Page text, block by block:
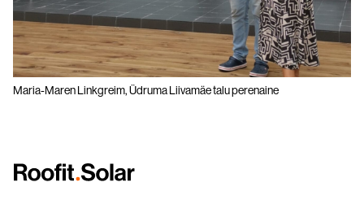
Maria-Maren Linkgreim, Üdruma Liivamäe talu perenaine